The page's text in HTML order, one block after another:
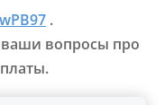
.
ваши вопросы про